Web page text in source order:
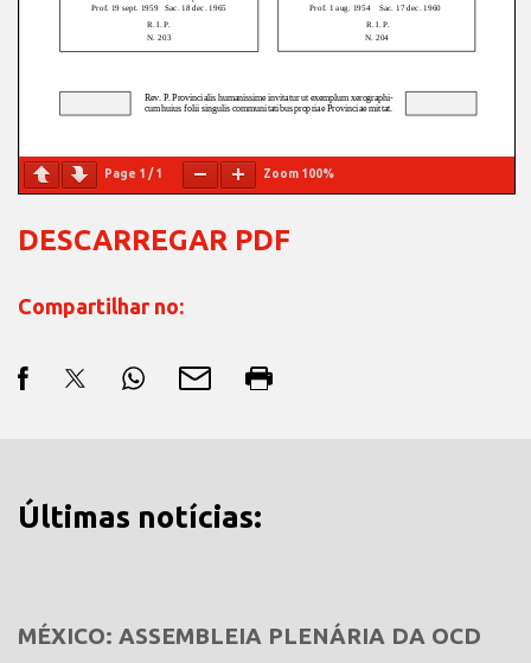
Page 1 /1 Zoom 100%
DESCARREGAR PDF
Compartilhar no:
Últimas notícias:
MÉXICO: ASSEMBLEIA PLENÁRIA DA OCD